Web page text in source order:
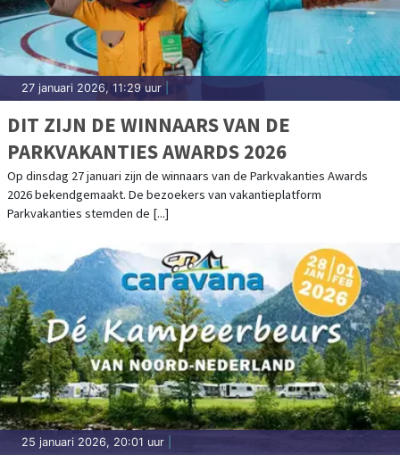
27 januari 2026, 11:29 uur
DIT ZIJN DE WINNAARS VAN DE
PARKVAKANTIES AWARDS 2026
Op dinsdag 27 januari zijn de winnaars van de Parkvakanties Awards
2026 bekendgemaakt. De bezoekers van vakantieplatform
Parkvakanties stemden de [...]
25 januari 2026, 20:01 uur